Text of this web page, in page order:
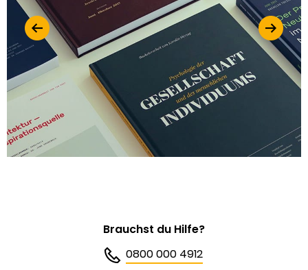
Brauchst du Hilfe?
0800 000 4912